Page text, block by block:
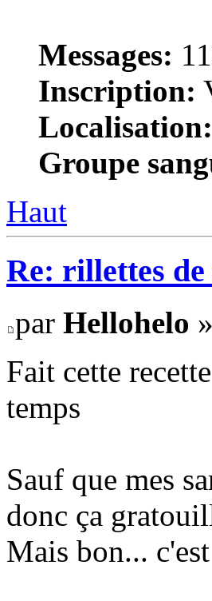
Messages:
Inscription:
Localisation:
Groupe
Haut
Re: rillettes
par Hellohelo
Fait cette
temps
Sauf que mes
donc ça
Mais bon...